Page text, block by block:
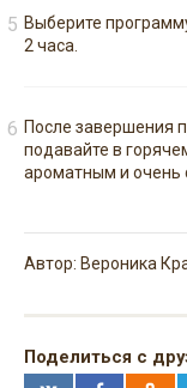
Выберите
2 часа.
После завершения
подавайте в
ароматным и очень
Автор: Вероника
Поделиться с